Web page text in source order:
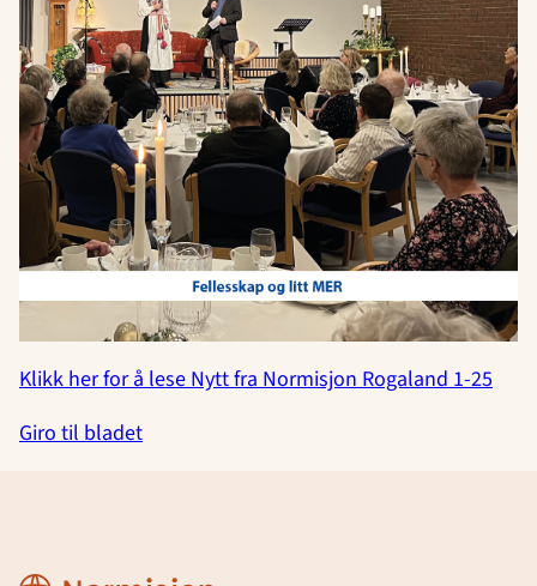
Klikk her for å lese Nytt fra Normisjon Rogaland 1-25
Giro til bladet